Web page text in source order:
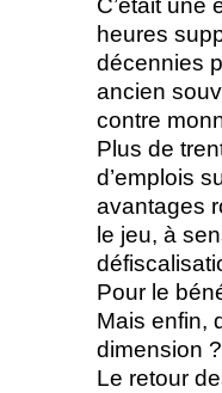
C’était une
heures
décennies
ancien
contre
Plus de
d’emplois
avantages
le jeu, à
Pour le
Mais enfin,
dimension ?
Le retour